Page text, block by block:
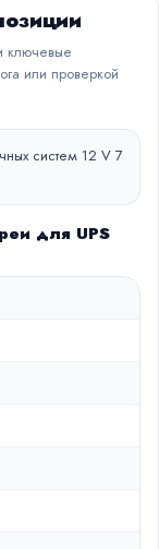
ключевые
или проверкой
систем 12 V 7
для UPS